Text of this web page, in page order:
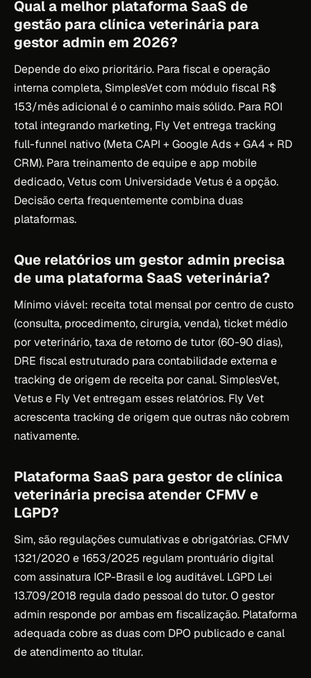
Qual a melhor plataforma SaaS de
gestão para clínica veterinária para
gestor admin em 2026?
Depende do eixo prioritário. Para fiscal e operação
interna completa, SimplesVet com módulo fiscal R$
153/mês adicional é o caminho mais sólido. Para ROI
total integrando marketing, Fly Vet entrega tracking
full-funnel nativo (Meta CAPI + Google Ads + GA4 + RD
CRM). Para treinamento de equipe e app mobile
dedicado, Vetus com Universidade Vetus é a opção.
Decisão certa frequentemente combina duas
plataformas.
Que relatórios um gestor admin precisa
de uma plataforma SaaS veterinária?
Mínimo viável: receita total mensal por centro de custo
(consulta, procedimento, cirurgia, venda), ticket médio
por veterinário, taxa de retorno de tutor (60-90 dias),
DRE fiscal estruturado para contabilidade externa e
tracking de origem de receita por canal. SimplesVet,
Vetus e Fly Vet entregam esses relatórios. Fly Vet
acrescenta tracking de origem que outras não cobrem
nativamente.
Plataforma SaaS para gestor de clínica
veterinária precisa atender CFMV e
LGPD?
Sim, são regulações cumulativas e obrigatórias. CFMV
1321/2020 e 1653/2025 regulam prontuário digital
com assinatura ICP-Brasil e log auditável. LGPD Lei
13.709/2018 regula dado pessoal do tutor. O gestor
admin responde por ambas em fiscalização. Plataforma
adequada cobre as duas com DPO publicado e canal
de atendimento ao titular.